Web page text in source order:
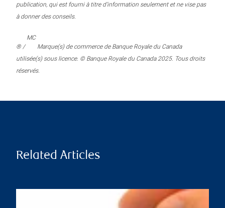
publication, qui est fourni à titre d’information seulement et ne vise pas
à donner des conseils.
® /
MC
Marque(s) de commerce de Banque Royale du Canada
utilisée(s) sous licence. © Banque Royale du Canada 2025. Tous droits
réservés.
Related Articles